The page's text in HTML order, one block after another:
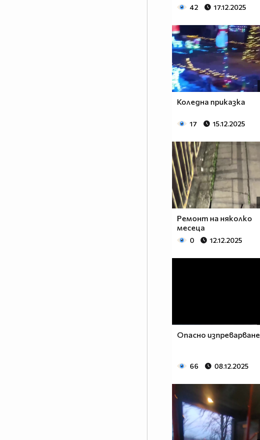
42 17.12.2025
Коледна приказка
17 15.12.2025
Ремонт на няколко
месеца
0 12.12.2025
Опасно изпреварване
66 08.12.2025